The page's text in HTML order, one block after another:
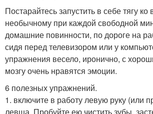
Постарайтесь запустить в себе тягу ко
необычному при каждой свободной
домашние повинности, по дороге на
сидя перед телевизором или у
упражнения весело, иронично, с
мозгу очень нравятся эмоции.
6 полезных упражнений.
1. включите в работу левую руку (или